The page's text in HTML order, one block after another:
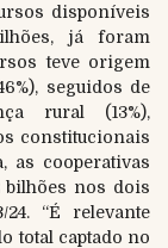
disponíveis
já foram
teve origem
seguidos de
rural (13%),
constitucionais
as cooperativas
bilhões nos dois
“É relevante
total captado no